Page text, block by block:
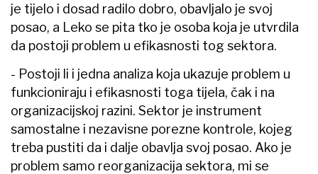
je tijelo i dosad radilo dobro, obavljalo je svoj
posao, a Leko se pita tko je osoba koja je utvrdila
da postoji problem u efikasnosti tog sektora.
- Postoji li i jedna analiza koja ukazuje problem u
funkcioniraju i efikasnosti toga tijela, čak i na
organizacijskoj razini. Sektor je instrument
samostalne i nezavisne porezne kontrole, kojeg
treba pustiti da i dalje obavlja svoj posao. Ako je
problem samo reorganizacija sektora, mi se